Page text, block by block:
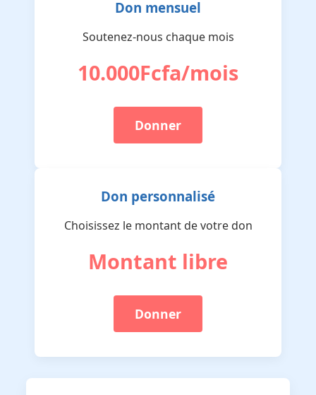
Don mensuel
Soutenez-nous chaque mois
10.000Fcfa/mois
Donner
Don personnalisé
Choisissez le montant de votre don
Montant libre
Donner